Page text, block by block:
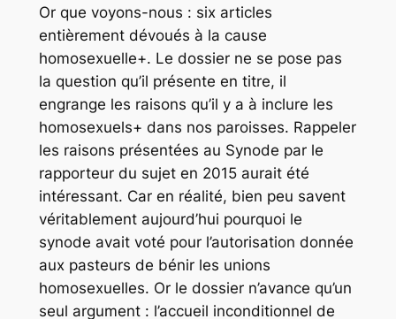
Or que voyons-nous : six articles
entièrement dévoués à la cause
homosexuelle+. Le dossier ne se pose pas
la question qu’il présente en titre, il
engrange les raisons qu’il y a à inclure les
homosexuels+ dans nos paroisses. Rappeler
les raisons présentées au Synode par le
rapporteur du sujet en 2015 aurait été
intéressant. Car en réalité, bien peu savent
véritablement aujourd’hui pourquoi le
synode avait voté pour l’autorisation donnée
aux pasteurs de bénir les unions
homosexuelles. Or le dossier n’avance qu’un
seul argument : l’accueil inconditionnel de